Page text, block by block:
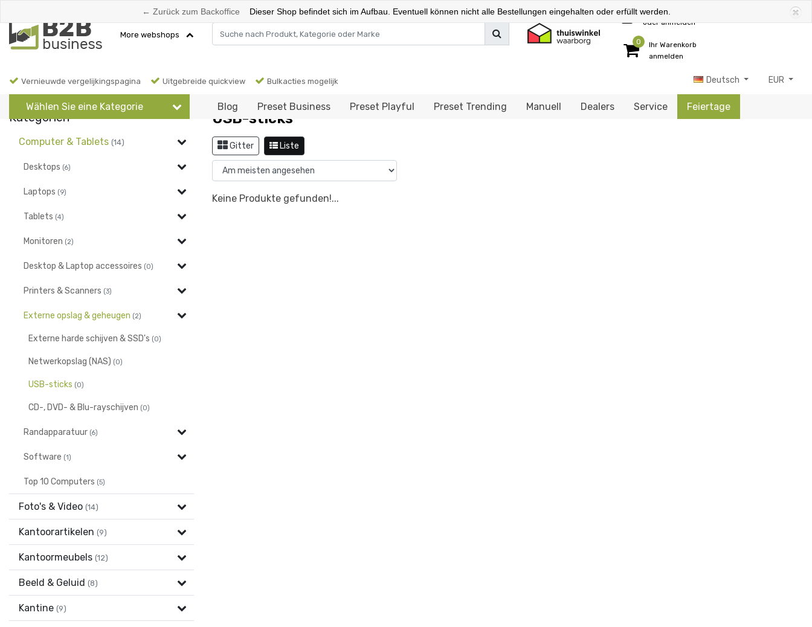
More webshops
Kundenkonto anlegen
oder anmelden
0
Ihr Warenkorb
anmelden
Vernieuwde vergelijkingspagina Uitgebreide quickview Bulkacties mogelijk Deutsch EUR
Wählen Sie eine Kategorie Blog Preset Business Preset Playful Preset Trending Manuell Dealers Service Feiertage
Zurück zu Externe opslag & geheugen Computer & Tablets Externe opslag & geheugen USB-sticks
Kategorien
Computer & Tablets (14)
Desktops (6)
Laptops (9)
Tablets (4)
Monitoren (2)
Desktop & Laptop accessoires (0)
Printers & Scanners (3)
Externe opslag & geheugen (2)
Externe harde schijven & SSD's (0)
Netwerkopslag (NAS) (0)
USB-sticks (0)
CD-, DVD- & Blu-rayschijven (0)
Randapparatuur (6)
Software (1)
Top 10 Computers (5)
Foto's & Video (14)
Kantoorartikelen (9)
Kantoormeubels (12)
Beeld & Geluid (8)
Kantine (9)
USB-sticks
Gitter Liste
Keine Produkte gefunden!...
← Zurück zum Backoffice Dieser Shop befindet sich im Aufbau. Eventuell können nicht alle Bestellungen eingehalten oder erfüllt werden.